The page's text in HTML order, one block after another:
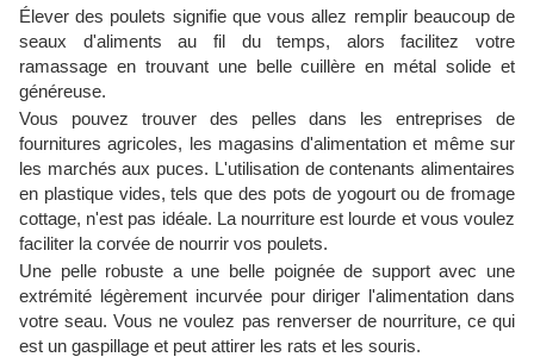
Élever des poulets signifie que vous allez remplir beaucoup de
seaux d'aliments au fil du temps, alors facilitez votre
ramassage en trouvant une belle cuillère en métal solide et
généreuse.
Vous pouvez trouver des pelles dans les entreprises de
fournitures agricoles, les magasins d'alimentation et même sur
les marchés aux puces. L'utilisation de contenants alimentaires
en plastique vides, tels que des pots de yogourt ou de fromage
cottage, n'est pas idéale. La nourriture est lourde et vous voulez
faciliter la corvée de nourrir vos poulets.
Une pelle robuste a une belle poignée de support avec une
extrémité légèrement incurvée pour diriger l'alimentation dans
votre seau. Vous ne voulez pas renverser de nourriture, ce qui
est un gaspillage et peut attirer les rats et les souris.